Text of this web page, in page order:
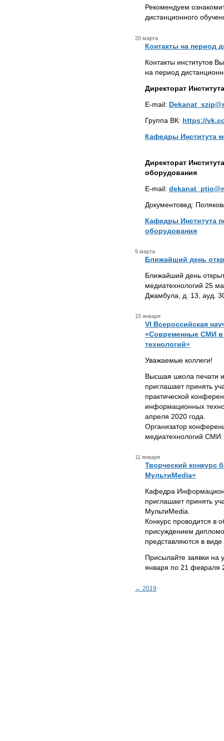
Рекомендуем
дистанционного
20 марта
Контакты на период
Контакты институтов
на период
Директорат
E-mail:
Группа ВК: https://
Кафедры Института
Директорат
оборудования
E-mail:
Документовед:
Кафедры Института
оборудования
5 марта
Ближайший день
Ближайший день
медиатехнологий 25
Джамбула, д. 13, ауд.
15 января
VI Всероссийская
«Современные СМИ в
технологий»
Уважаемые коллеги!
Высшая школа печати
приглашает принять
практической
информационных
апреля 2020 года.
Организатор
медиатехнологий СМИ.
11 января
Творческий конкурс
МультиMedia»
Кафедра
приглашает принять
МультиMedia.
Конкурс проводится в
присуждением
представляются в
Присылайте заявки на
января по 21 февраля
← 2019